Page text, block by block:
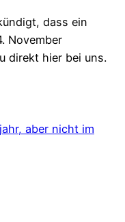
dass ein
November
direkt hier bei uns.